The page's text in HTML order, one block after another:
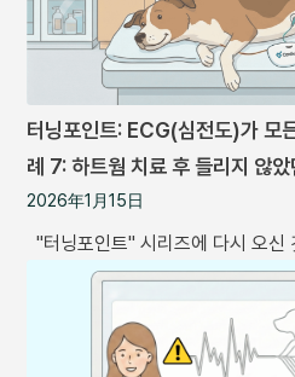
터닝포인트: ECG(심전도)가 모
례 7: 하트웜 치료 후 들리지 않
2026年1月15日
"터닝포인트" 시리즈에 다시 오신